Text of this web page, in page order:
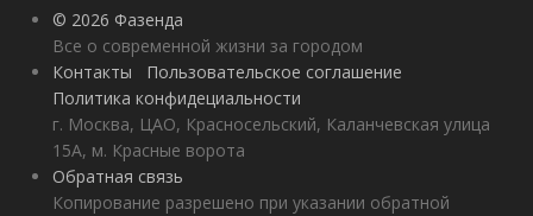
© 2026 Фазенда
Все о современной жизни за городом
Контакты
Пользовательское соглашение
Политика конфидециальности
г. Москва, ЦАО, Красносельский, Каланчевская улица
15А, м. Красные ворота
Обратная связь
Копирование разрешено при указании обратной